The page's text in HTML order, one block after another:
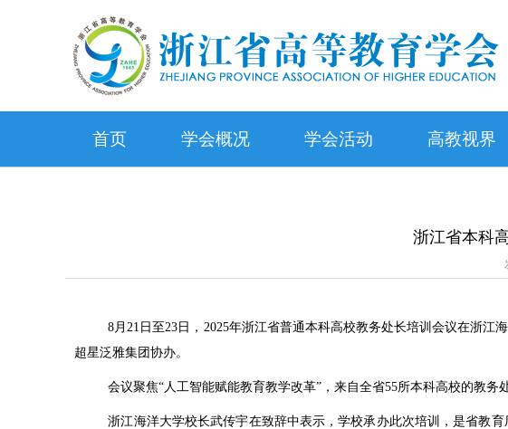
首页 学会概况 学会活动 高教视界
浙江省本科
8 月 21 日至 23 日， 2025年浙江省普通本科高校教务处长培训会议在浙江
超星泛雅集团协办。
会议聚焦“人工智能赋能教育教学改革”，来自全省55所本科高校的教务
浙江海洋大学校长武传宇在致辞中表示，学校承办此次培训，是省教